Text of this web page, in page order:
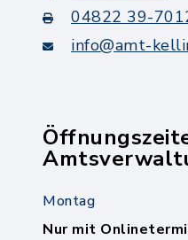
04822 39-
info@amt-
Montag
Nur mit